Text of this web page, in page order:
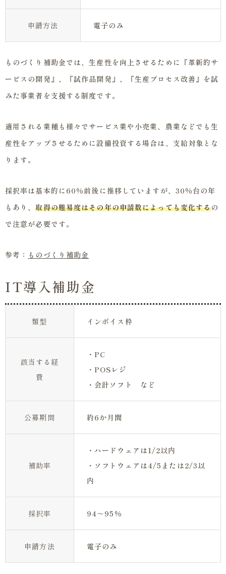
申請方法 電子のみ
ものづくり補助金では、生産性を向上させるために『革新的サ
ービスの開発』、『試作品開発』、『生産プロセス改善』を試
みた事業者を支援する制度です。
適用される業種も様々でサービス業や小売業、農業などでも生
産性をアップさせるために設備投資する場合は、支給対象とな
ります。
採択率は基本的に60％前後に推移していますが、30％台の年
もあり、取得の難易度はその年の申請数によっても変化するの
で注意が必要です。
参考： ものづくり補助金
IT導入補助金
類型 インボイス枠
該当する経
費
・PC
・POSレジ
・会計ソフト など
公募期間 約6か月間
補助率
・ハードウェアは1/2以内
・ソフトウェアは4/5または2/3以
内
採択率 94～95％
申請方法 電子のみ